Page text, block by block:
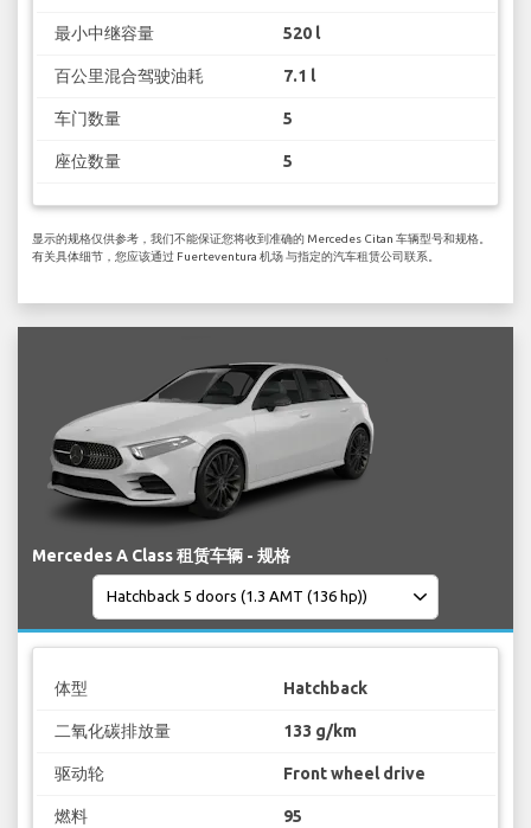
最小中继容量 520 l
百公里混合驾驶油耗 7.1 l
车门数量 5
座位数量 5
显示的规格仅供参考，我们不能保证您将收到准确的 Mercedes Citan 车辆型号和规格。
有关具体细节，您应该通过 Fuerteventura 机场 与指定的汽车租赁公司联系。
Mercedes A Class 租赁车辆 - 规格
体型 Hatchback
二氧化碳排放量 133 g/km
驱动轮 Front wheel drive
燃料 95